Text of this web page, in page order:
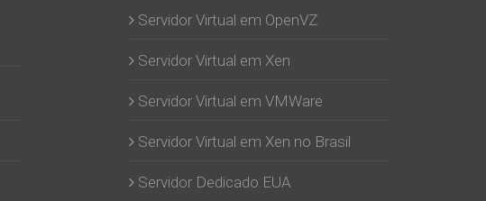
Servidor Virtual em OpenVZ
Servidor Virtual em Xen
Servidor Virtual em VMWare
Servidor Virtual em Xen no Brasil
Servidor Dedicado EUA